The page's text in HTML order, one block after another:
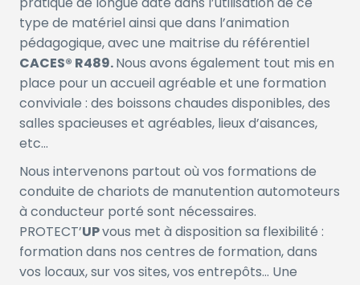
type de matériel ainsi que dans l’animation
pédagogique, avec une maitrise du référentiel
CACES® R489.Nous avons également tout mis en
place pour un accueil agréable et une formation
conviviale : des boissons chaudes disponibles, des
salles spacieuses et agréables, lieux d’aisances,
etc…
Nous intervenons partout où vos formations de
conduite de chariots de manutention automoteurs
à conducteur porté sont nécessaires.
PROTECT’UPvous met à disposition sa flexibilité :
formation dans nos centres de formation, dans
vos locaux, sur vos sites, vos entrepôts… Une